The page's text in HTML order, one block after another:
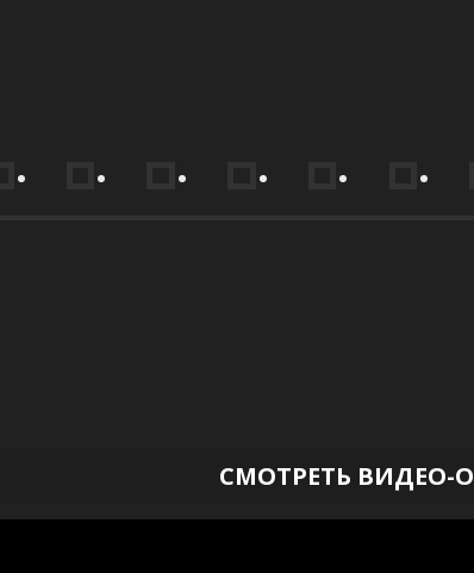
СМОТРЕТЬ ВИДЕО-